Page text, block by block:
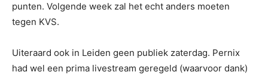
punten. Volgende week zal het echt anders moeten
tegen KVS.
Uiteraard ook in Leiden geen publiek zaterdag. Pernix
had wel een prima livestream geregeld (waarvoor dank)